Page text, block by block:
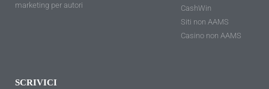
marketing per autori
CashWin
Siti non AAMS
Casino non AAMS
SCRIVICI